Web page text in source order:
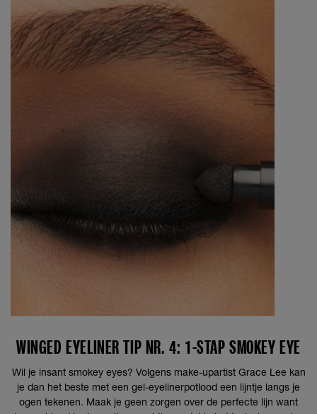
WINGED EYELINER TIP NR. 4: 1-STAP SMOKEY EYE
Wil je insant smokey eyes? Volgens make-upartist Grace Lee kan
je dan het beste met een gel-eyelinerpotlood een lijntje langs je
ogen tekenen. Maak je geen zorgen over de perfecte lijn want